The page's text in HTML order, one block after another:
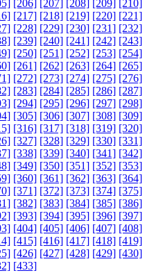
[206] [207] [208] [209] [210]
[217] [218] [219] [220] [221]
[228] [229] [230] [231] [232]
[239] [240] [241] [242] [243]
[250] [251] [252] [253] [254]
[261] [262] [263] [264] [265]
[272] [273] [274] [275] [276]
[283] [284] [285] [286] [287]
[294] [295] [296] [297] [298]
[305] [306] [307] [308] [309]
[316] [317] [318] [319] [320]
[327] [328] [329] [330] [331]
[338] [339] [340] [341] [342]
[349] [350] [351] [352] [353]
[360] [361] [362] [363] [364]
[371] [372] [373] [374] [375]
[382] [383] [384] [385] [386]
[393] [394] [395] [396] [397]
[404] [405] [406] [407] [408]
[415] [416] [417] [418] [419]
[426] [427] [428] [429] [430]
[433]